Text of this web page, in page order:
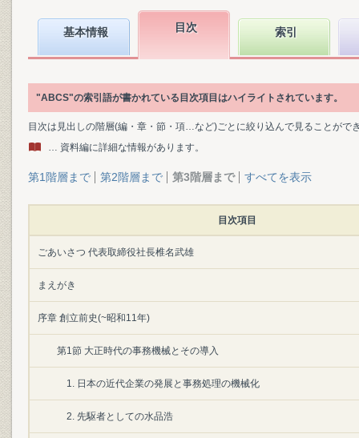
基本情報 目次 索引
"ABCS"の索引語が書かれている目次項目はハイライトされています。
目次は見出しの階層(編・章・節・項…など)ごとに絞り込んで見ることがで
… 資料編に詳細な情報があります。
第1階層まで 第2階層まで 第3階層まで すべてを表示
目次項目
ごあいさつ 代表取締役社長椎名武雄
まえがき
序章 創立前史(~昭和11年)
第1節 大正時代の事務機械とその導入
1. 日本の近代企業の発展と事務処理の機械化
2. 先駆者としての水品浩